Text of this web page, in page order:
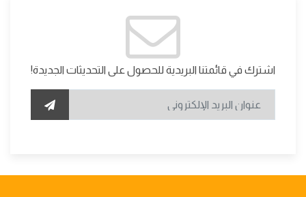
اشترك في قائمتنا البريدية للحصول على التحديثات الجديدة!